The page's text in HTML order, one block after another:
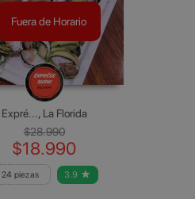
Fuera de Horario
Expré..., La Florida
$28.990
$18.990
24 piezas 3.9